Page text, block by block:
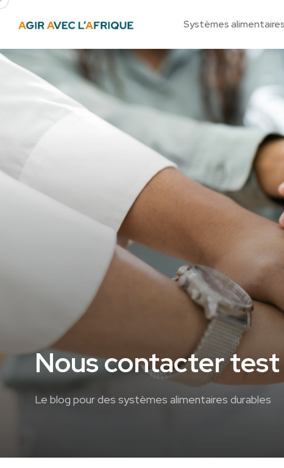
Systèmes alimentaires
Nous contacter
Le blog pour des systèmes alimentaires durables